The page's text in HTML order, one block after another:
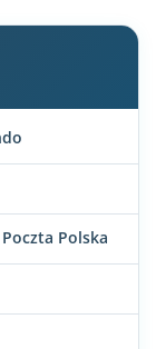
Polska